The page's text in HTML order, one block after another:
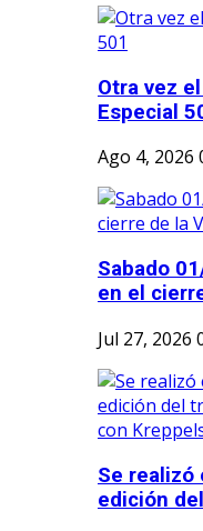
Otra vez
Especial
Ago 4, 2026
Sabado
en el
Jul 27, 2026
Se realizó
edición